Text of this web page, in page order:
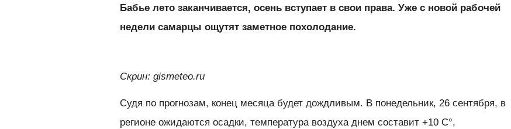
Бабье лето заканчивается, осень вступает в свои права. Уже с новой рабочей
недели самарцы ощутят заметное похолодание.
Скрин: gismeteo.ru
Судя по прогнозам, конец месяца будет дождливым. В понедельник, 26 сентября, в
регионе ожидаются осадки, температура воздуха днем составит +10 С°,